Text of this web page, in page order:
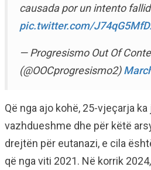
causada por un intento
pic.twitter.com/
— Progresismo Out Of
(@OOCprogresismo2)
Që nga ajo kohë, 25-vjeçarja
vazhdueshme dhe për këtë
drejtën për eutanazi, e cila
që nga viti 2021. Në korrik